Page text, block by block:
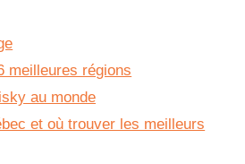
meilleures régions
au monde
et où trouver les meilleurs